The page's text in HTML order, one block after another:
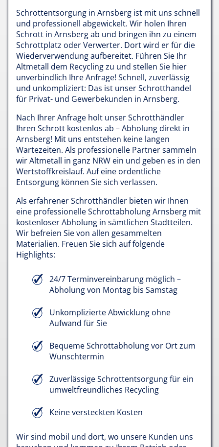
Schrottentsorgung in Arnsberg ist mit uns schnell
und professionell abgewickelt. Wir holen Ihren
Schrott in Arnsberg ab und bringen ihn zu einem
Schrottplatz oder Verwerter. Dort wird er für die
Wiederverwendung aufbereitet. Führen Sie Ihr
Altmetall dem Recycling zu und stellen Sie hier
unverbindlich Ihre Anfrage! Schnell, zuverlässig
und unkompliziert: Das ist unser Schrotthandel
für Privat- und Gewerbekunden in Arnsberg.
Nach Ihrer Anfrage holt unser Schrotthändler
Ihren Schrott kostenlos ab – Abholung direkt in
Arnsberg! Mit uns entstehen keine langen
Wartezeiten. Als professionelle Partner sammeln
wir Altmetall in ganz NRW ein und geben es in den
Wertstoffkreislauf. Auf eine ordentliche
Entsorgung können Sie sich verlassen.
Als erfahrener Schrotthändler bieten wir Ihnen
eine professionelle Schrottabholung Arnsberg mit
kostenloser Abholung in sämtlichen Stadtteilen.
Wir befreien Sie von allen gesammelten
Materialien. Freuen Sie sich auf folgende
Highlights:
24/7 Terminvereinbarung möglich –
Abholung von Montag bis Samstag
Unkomplizierte Abwicklung ohne
Aufwand für Sie
Bequeme Schrottabholung vor Ort zum
Wunschtermin
Zuverlässige Schrottentsorgung für ein
umweltfreundliches Recycling
Keine versteckten Kosten
Wir sind mobil und dort, wo unsere Kunden uns